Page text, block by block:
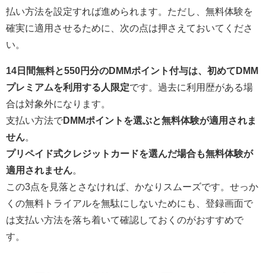
払い方法を設定すれば進められます。ただし、無料体験を
確実に適用させるために、次の点は押さえておいてくださ
い。
14日間無料と550円分のDMMポイント付与は、初めてDMM
プレミアムを利用する人限定です。過去に利用歴がある場
合は対象外になります。
支払い方法でDMMポイントを選ぶと無料体験が適用されま
せん
プリペイド式クレジットカードを選んだ場合も無料体験が
適用されません
この3点を見落とさなければ、かなりスムーズです。せっか
くの無料トライアルを無駄にしないためにも、登録画面で
は支払い方法を落ち着いて確認しておくのがおすすめで
す。